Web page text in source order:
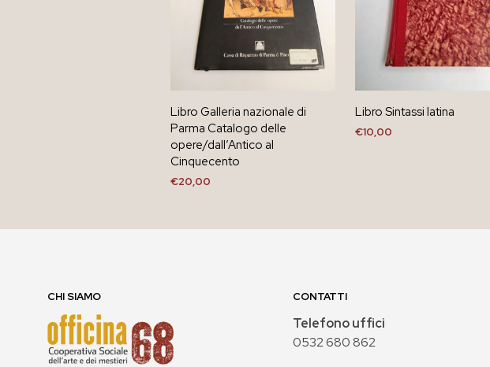
Libro Galleria nazionale di
Parma Catalogo delle
opere/dall’Antico al
Cinquecento
€20,00
Libro Sintassi latina
€10,00
CHI SIAMO CONTATTI
Telefono uffici
0532 680 862